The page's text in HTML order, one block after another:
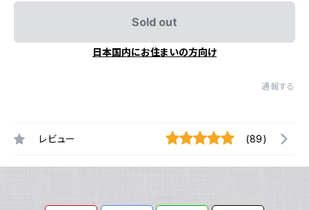
Sold out
日本国内にお住まいの方向け
通報する
レビュー (89)